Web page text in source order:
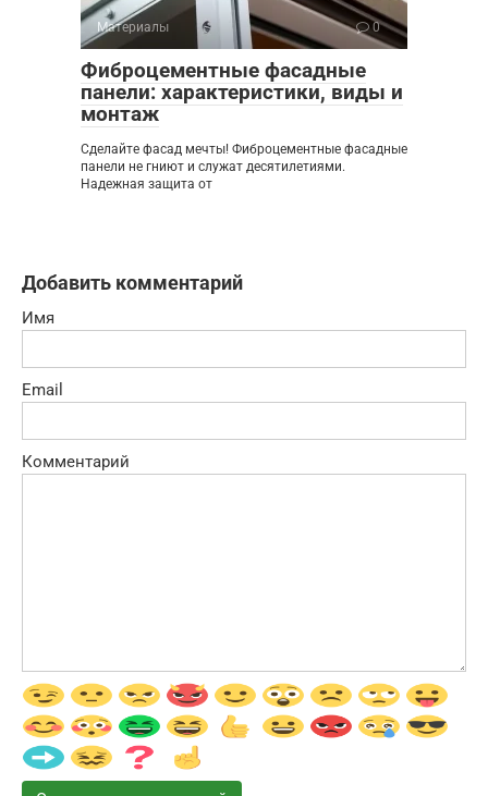
Материалы 0
Фиброцементные фасадные
панели: характеристики, виды и
монтаж
Сделайте фасад мечты! Фиброцементные фасадные
панели не гниют и служат десятилетиями.
Надежная защита от
Добавить комментарий
Имя
Email
Комментарий